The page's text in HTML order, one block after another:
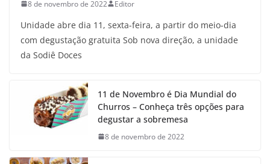
8 de novembro de 2022 Editor
Unidade abre dia 11, sexta-feira, a partir do meio-dia
com degustação gratuita Sob nova direção, a unidade
da Sodiê Doces
11 de Novembro é Dia Mundial do
Churros – Conheça três opções para
degustar a sobremesa
8 de novembro de 2022